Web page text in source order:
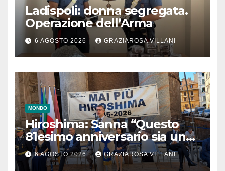
Ladispoli: donna segregata.
Operazione dell’Arma
6 AGOSTO 2026 GRAZIAROSA VILLANI
MONDO
Hiroshima: Sanna “Questo
81esimo anniversario sia un
monito per tutti”
6 AGOSTO 2026 GRAZIAROSA VILLANI